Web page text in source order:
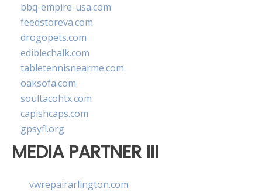
bbq-empire-usa.com
feedstoreva.com
drogopets.com
ediblechalk.com
tabletennisnearme.com
oaksofa.com
soultacohtx.com
capishcaps.com
gpsyfl.org
MEDIA PARTNER III
vwrepairarlington.com